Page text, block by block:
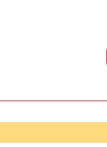
công 2-3 ngày, dịp